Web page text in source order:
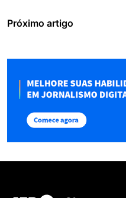
Próximo artigo